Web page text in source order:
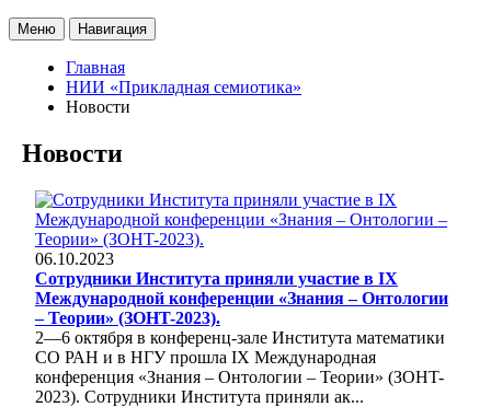
Меню Навигация
Главная
НИИ «Прикладная семиотика»
Новости
Новости
06.10.2023
Сотрудники Института приняли участие в IX
Международной конференции «Знания – Онтологии
– Теории» (ЗОНT-2023).
2—6 октября в конференц-зале Института математики
СО РАН и в НГУ прошла IX Международная
конференция «Знания – Онтологии – Теории» (ЗОНT-
2023). Сотрудники Института приняли ак...